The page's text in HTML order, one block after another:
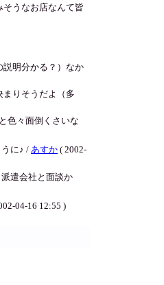
うなお店なんて皆
明分かる？）なか
りそうだよ（多
色々面倒くさいな
に♪ / あすか ( 2002-
遣会社と面談か
04-16 12:55 )